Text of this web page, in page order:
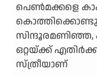
പെണ്‍മക്കളെ
സിന്ദൂരമണിഞ്ഞ,
ഒറ്റയ്ക്ക്
സ്ത്രീയാണ്